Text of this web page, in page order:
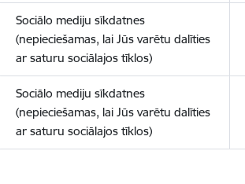
Sociālo mediju sīkdatnes
(nepieciešamas, lai Jūs varētu dalīties
ar saturu sociālajos tīklos)
Sociālo mediju sīkdatnes
(nepieciešamas, lai Jūs varētu dalīties
ar saturu sociālajos tīklos)